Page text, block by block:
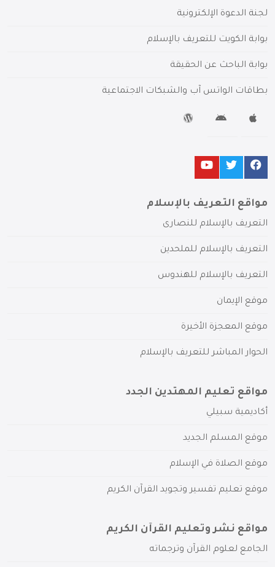
لجنة الدعوة الإلكترونية
بوابة الكويت للتعريف بالإسلام
بوابة الباحث عن الحقيقة
بطاقات الواتس آب والشبكات الاجتماعية
مواقع التعريف بالإسلام
التعريف بالإسلام للنصارى
التعريف بالإسلام للملحدين
التعريف بالإسلام للهندوس
موقع الإيمان
موقع المعجزة الأخيرة
الحوار المباشر للتعريف بالإسلام
مواقع تعليم المهتدين الجدد
أكاديمية سبيلي
موقع المسلم الجديد
موقع الصلاة في الإسلام
موقع تعليم تفسير وتجويد القرآن الكريم
مواقع نشر وتعليم القرآن الكريم
الجامع لعلوم القرآن وترجماته